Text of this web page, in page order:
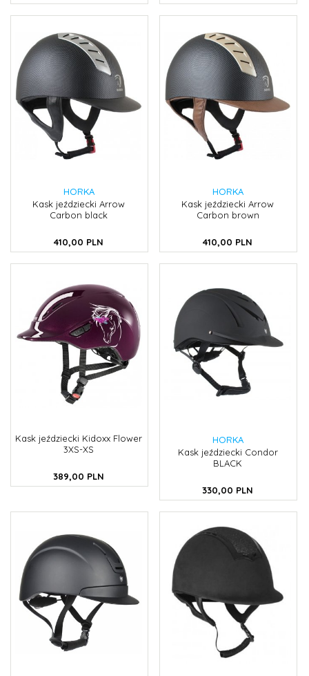
HORKA
Kask jeździecki Arrow
Carbon black
410,00 PLN
HORKA
Kask jeździecki Arrow
Carbon brown
410,00 PLN
Kask jeździecki Kidoxx Flower
3XS-XS
389,00 PLN
HORKA
Kask jeździecki Condor
BLACK
330,00 PLN